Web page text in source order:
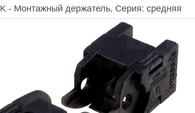
- Монтажный держатель, Серия: средняя